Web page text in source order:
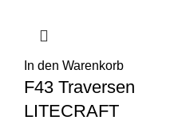
In den Warenkorb
F43 Traversen
LITECRAFT